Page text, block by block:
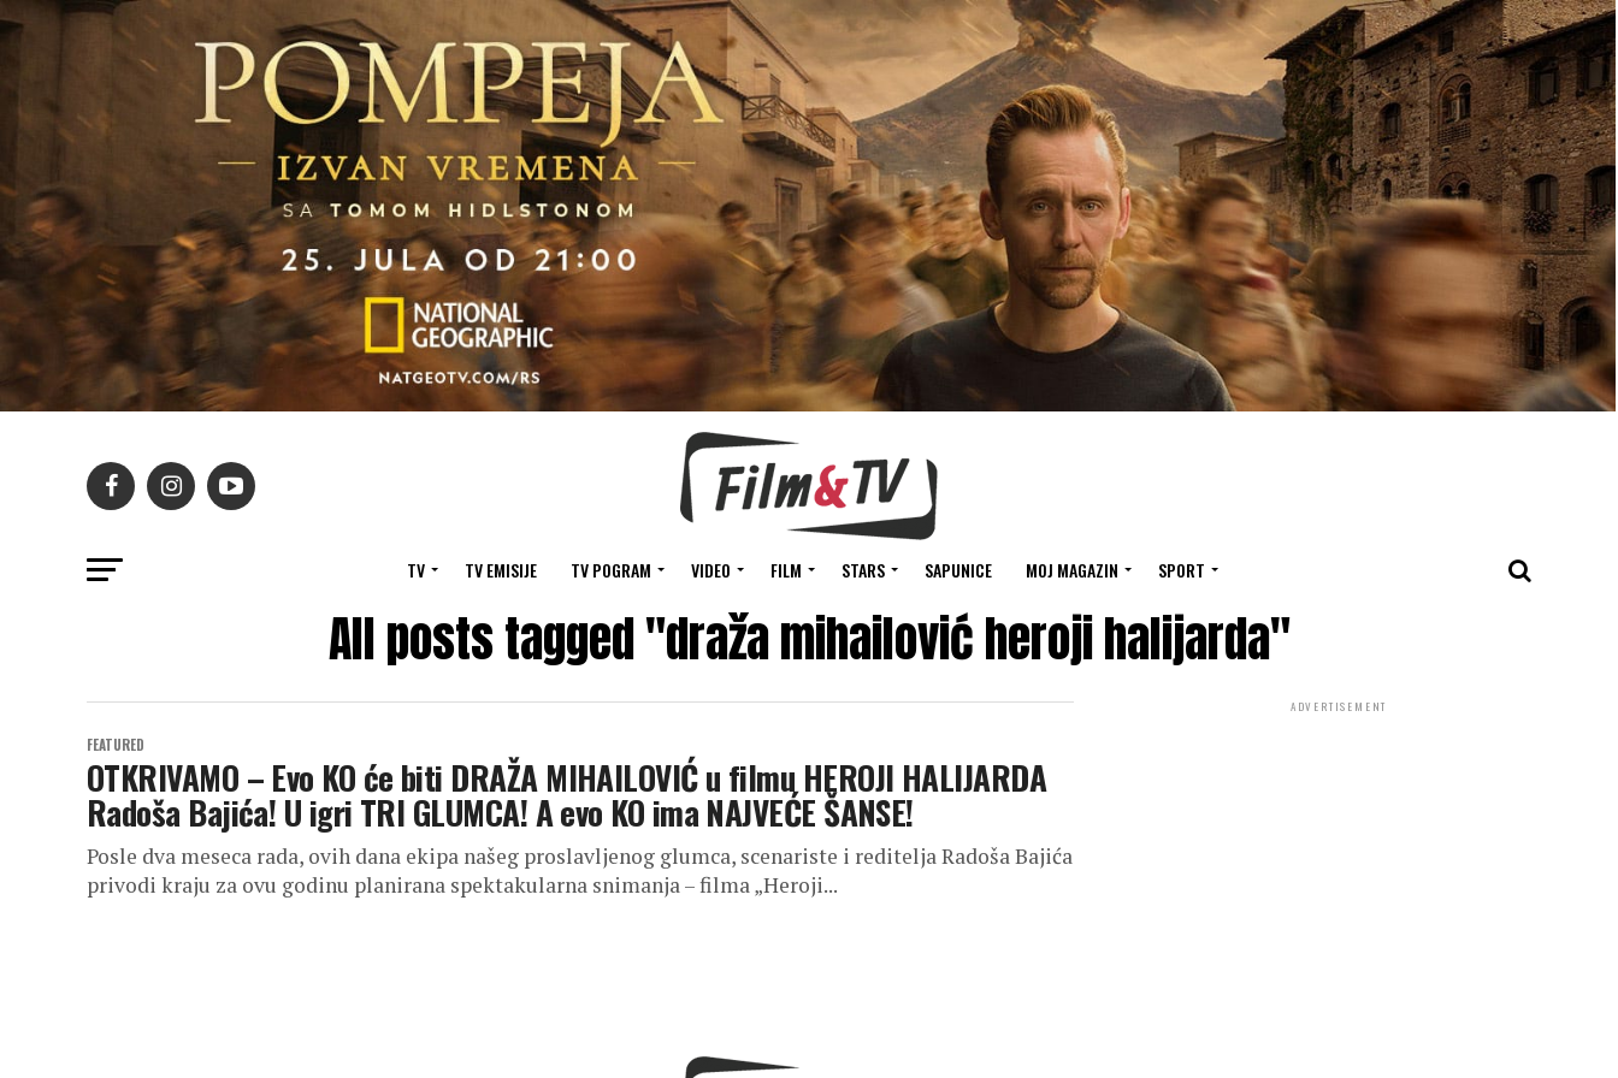
TV TV EMISIJE TV POGRAM VIDEO FILM STARS SAPUNICE MOJ MAGAZIN SPORT
All posts tagged "draža mihailović heroji halijarda"
FEATURED
OTKRIVAMO – Evo KO će biti DRAŽA MIHAILOVIĆ u filmu HEROJI HALIJARDA
Radoša Bajića! U igri TRI GLUMCA! A evo KO ima NAJVEĆE ŠANSE!
Posle dva meseca rada, ovih dana ekipa našeg proslavljenog glumca, scenariste i reditelja Radoša Bajića
privodi kraju za ovu godinu planirana spektakularna snimanja – filma „Heroji...
ADVERTISEMENT